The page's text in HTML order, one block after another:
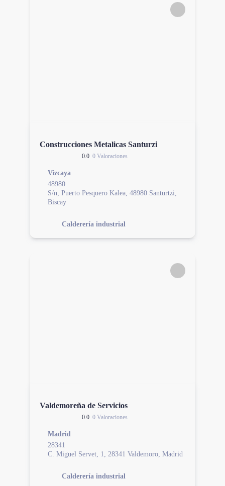
Construcciones Metalicas Santurzi
0.0 0 Valoraciones
Vizcaya
48980
S/n, Puerto Pesquero Kalea, 48980 Santurtzi,
Biscay
Calderería industrial
Valdemoreña de Servicios
0.0 0 Valoraciones
Madrid
28341
C. Miguel Servet, 1, 28341 Valdemoro, Madrid
Calderería industrial